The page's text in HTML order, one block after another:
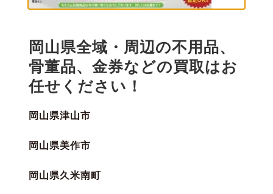
岡山県全域・周辺の不用品、
骨董品、金券などの買取はお
任せください！
岡山県津山市
岡山県美作市
岡山県久米南町